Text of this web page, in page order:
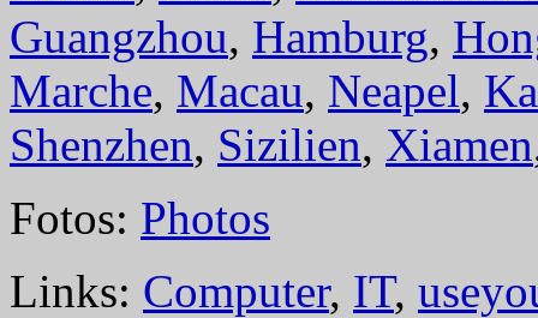
Guangzhou, Hamburg,
Marche, Macau, Neapel,
Shenzhen, Sizilien, Xiamen
Fotos: Photos
Links: Computer, IT,